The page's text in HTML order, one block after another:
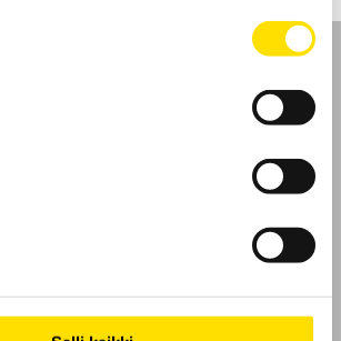
GDPR